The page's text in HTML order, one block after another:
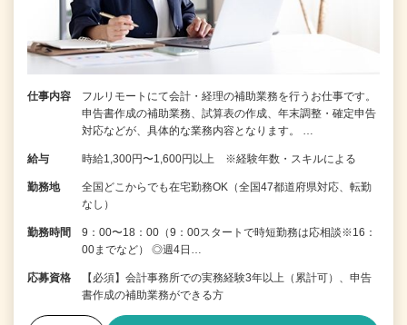
仕事内容
フルリモートにて会計・経理の補助業務を行うお仕事です。
申告書作成の補助業務、試算表の作成、年末調整・確定申告
対応などが、具体的な業務内容となります。 …
給与 時給1,300円〜1,600円以上 ※経験年数・スキルによる
勤務地
全国どこからでも在宅勤務OK（全国47都道府県対応、転勤
なし）
勤務時間
9：00〜18：00（9：00スタートで時短勤務は応相談※16：
00までなど） ◎週4日…
応募資格
【必須】会計事務所での実務経験3年以上（累計可）、申告
書作成の補助業務ができる方